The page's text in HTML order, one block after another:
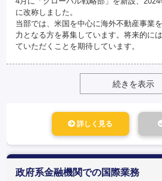
に改称しました。
当部では、米国を中心に海外不動産事業
力となる方を募集しています。将来的に
ていただくことを期待しています。
続きを表示
詳しく見る
政府系金融機関での国際業務